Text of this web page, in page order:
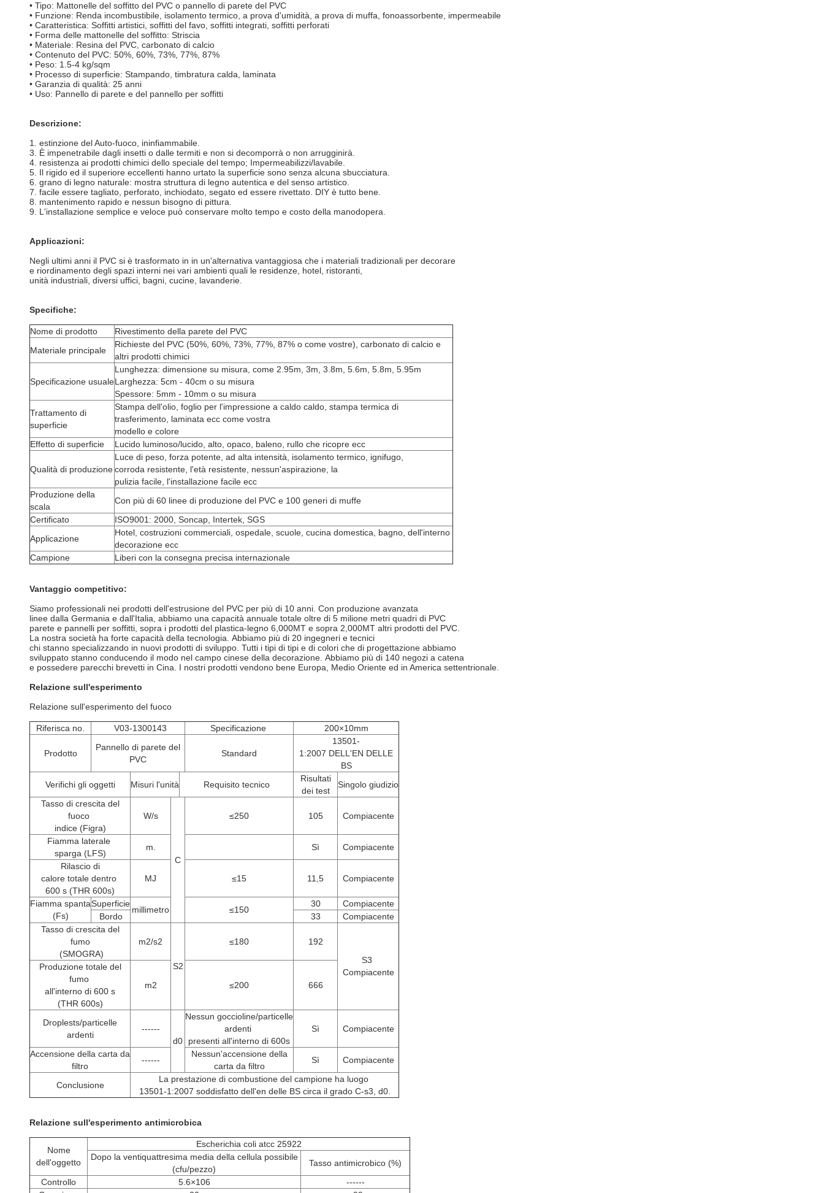
• Tipo: Mattonelle del soffitto del PVC o pannello di parete del PVC
• Funzione: Renda incombustibile, isolamento termico, a prova d'umidità, a prova di muffa, fonoassorbente, impermeabile
• Caratteristica: Soffitti artistici, soffitti del favo, soffitti integrati, soffitti perforati
• Forma delle mattonelle del soffitto: Striscia
• Materiale: Resina del PVC, carbonato di calcio
• Contenuto del PVC: 50%, 60%, 73%, 77%, 87%
• Peso: 1.5-4 kg/sqm
• Processo di superficie: Stampando, timbratura calda, laminata
• Garanzia di qualità: 25 anni
• Uso: Pannello di parete e del pannello per soffitti
Descrizione:
1. estinzione del Auto-fuoco, ininfiammabile.
3. È impenetrabile dagli insetti o dalle termiti e non si decomporrà o non arrugginirà.
4. resistenza ai prodotti chimici dello speciale del tempo; Impermeabilizzi/lavabile.
5. Il rigido ed il superiore eccellenti hanno urtato la superficie sono senza alcuna sbucciatura.
6. grano di legno naturale: mostra struttura di legno autentica e del senso artistico.
7. facile essere tagliato, perforato, inchiodato, segato ed essere rivettato. DIY è tutto bene.
8. mantenimento rapido e nessun bisogno di pittura.
9. L'installazione semplice e veloce può conservare molto tempo e costo della manodopera.
Applicazioni:
Negli ultimi anni il PVC si è trasformato in in un'alternativa vantaggiosa che i materiali tradizionali per decorare
e riordinamento degli spazi interni nei vari ambienti quali le residenze, hotel, ristoranti,
unità industriali, diversi uffici, bagni, cucine, lavanderie.
Specifiche:
Nome di prodotto
Rivestimento della parete del PVC
Materiale principale
Richieste del PVC (50%, 60%, 73%, 77%, 87% o come vostre), carbonato di calcio e
altri prodotti chimici
Specificazione usuale
Lunghezza: dimensione su misura, come 2.95m, 3m, 3.8m, 5.6m, 5.8m, 5.95m
Larghezza: 5cm - 40cm o su misura
Spessore: 5mm - 10mm o su misura
Trattamento di
superficie
Stampa dell'olio, foglio per l'impressione a caldo caldo, stampa termica di
trasferimento, laminata ecc come vostra
modello e colore
Effetto di superficie
Lucido luminoso/lucido, alto, opaco, baleno, rullo che ricopre ecc
Qualità di produzione
Luce di peso, forza potente, ad alta intensità, isolamento termico, ignifugo,
corroda resistente, l'età resistente, nessun'aspirazione, la
pulizia facile, l'installazione facile ecc
Produzione della
scala
Con più di 60 linee di produzione del PVC e 100 generi di muffe
Certificato
ISO9001: 2000, Soncap, Intertek, SGS
Applicazione
Hotel, costruzioni commerciali, ospedale, scuole, cucina domestica, bagno, dell'interno
decorazione ecc
Campione
Liberi con la consegna precisa internazionale
Vantaggio competitivo:
Siamo professionali nei prodotti dell'estrusione del PVC per più di 10 anni. Con produzione avanzata
linee dalla Germania e dall'Italia, abbiamo una capacità annuale totale oltre di 5 milione metri quadri di PVC
parete e pannelli per soffitti, sopra i prodotti del plastica-legno 6,000MT e sopra 2,000MT altri prodotti del PVC.
La nostra società ha forte capacità della tecnologia. Abbiamo più di 20 ingegneri e tecnici
chi stanno specializzando in nuovi prodotti di sviluppo. Tutti i tipi di tipi e di colori che di progettazione abbiamo
sviluppato stanno conducendo il modo nel campo cinese della decorazione. Abbiamo più di 140 negozi a catena
e possedere parecchi brevetti in Cina. I nostri prodotti vendono bene Europa, Medio Oriente ed in America settentrionale.
Relazione sull'esperimento
Relazione sull'esperimento del fuoco
Riferisca no. V03-1300143 Specificazione 200×10mm
Prodotto
Pannello di parete del
PVC
Standard
13501-
1:2007 DELL'EN DELLE
BS
Verifichi gli oggetti
Misuri l'unità Requisito tecnico
Risultati
dei test
Singolo giudizio
Tasso di crescita del
fuoco
indice (Figra)
W/s
C
≤250 105 Compiacente
Fiamma laterale
sparga (LFS)
m. Sì
Compiacente
Rilascio di
calore totale dentro
600 s (THR 600s)
MJ ≤15 11,5 Compiacente
Fiamma spanta
(Fs)
Superficie
millimetro ≤150
30
Compiacente
Bordo
33
Compiacente
Tasso di crescita del
fumo
(SMOGRA)
m2/s2
S2
≤180
192
S3
Compiacente
Produzione totale del
fumo
all'interno di 600 s
(THR 600s)
m2 ≤200 666
Droplests/particelle
ardenti
------
d0
Nessun goccioline/particelle
ardenti
presenti all'interno di 600s
Sì Compiacente
Accensione della carta da
filtro
------
Nessun'accensione della
carta da filtro
Sì Compiacente
Conclusione
La prestazione di combustione del campione ha luogo
13501-1:2007 soddisfatto dell'en delle BS circa il grado C-s3, d0.
Relazione sull'esperimento antimicrobica
Nome
dell'oggetto
Escherichia coli atcc 25922
Dopo la ventiquattresima media della cellula possibile
(cfu/pezzo)
Tasso antimicrobico (%)
Controllo
5.6×106
------